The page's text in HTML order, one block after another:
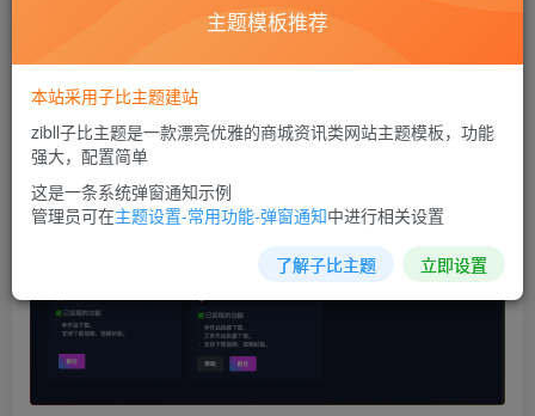
Windows DyD多平台批量无水印视频图集下载器v3.0.2应运
主题模板推荐
本站采用子比主题建站
zibll子比主题是一款漂亮优雅的商城资讯类网站主题模板，功能
强大，配置简单
这是一条系统弹窗通知示例
管理员可在主题设置-常用功能-弹窗通知中进行相关设置
了解子比主题 立即设置